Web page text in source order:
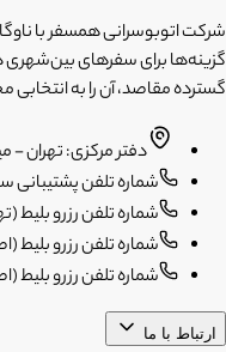
شرکت اتوبوسرانی همسفر با
گزینه‌ها برای سفرهای بین‌شهری
گسترده مقاصد، آن را به
دفتر مرکزی: تهران -
شماره تلفن پشتیبانی سایت:
شماره تلفن رزرو بلیط (تهران):
شماره تلفن رزرو بلیط (اصفهان
شماره تلفن رزرو بلیط
ارتباط با ما